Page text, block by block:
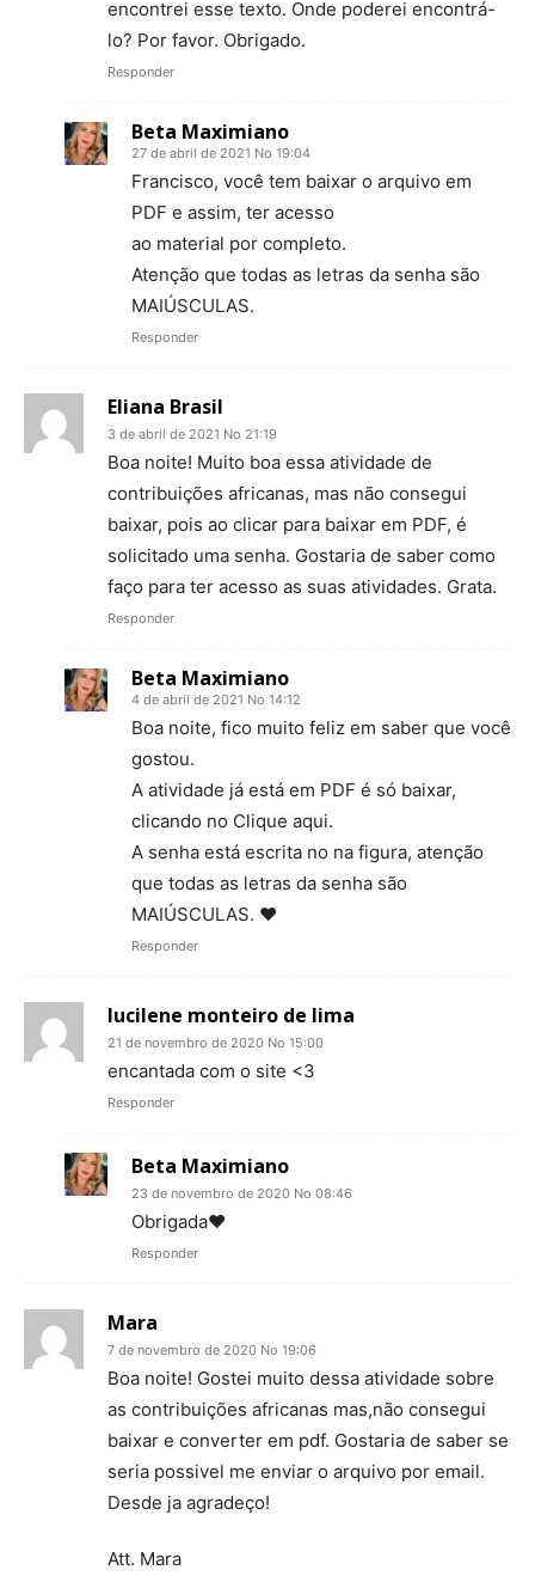
encontrei esse texto. Onde poderei encontrá-
lo? Por favor. Obrigado.
Responder
Beta Maximiano
27 de abril de 2021 No 19:04
Francisco, você tem baixar o arquivo em
PDF e assim, ter acesso
ao material por completo.
Atenção que todas as letras da senha são
MAIÚSCULAS.
Responder
Eliana Brasil
3 de abril de 2021 No 21:19
Boa noite! Muito boa essa atividade de
contribuições africanas, mas não consegui
baixar, pois ao clicar para baixar em PDF, é
solicitado uma senha. Gostaria de saber como
faço para ter acesso as suas atividades. Grata.
Responder
Beta Maximiano
4 de abril de 2021 No 14:12
Boa noite, fico muito feliz em saber que você
gostou.
A atividade já está em PDF é só baixar,
clicando no Clique aqui.
A senha está escrita no na figura, atenção
que todas as letras da senha são
MAIÚSCULAS. ♥
Responder
lucilene monteiro de lima
21 de novembro de 2020 No 15:00
encantada com o site <3
Responder
Beta Maximiano
23 de novembro de 2020 No 08:46
Obrigada♥
Responder
Mara
7 de novembro de 2020 No 19:06
Boa noite! Gostei muito dessa atividade sobre
as contribuições africanas mas,não consegui
baixar e converter em pdf. Gostaria de saber se
seria possivel me enviar o arquivo por email.
Desde ja agradeço!
Att. Mara